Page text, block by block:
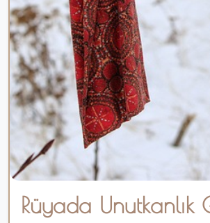
Rüyada Unutkanlık